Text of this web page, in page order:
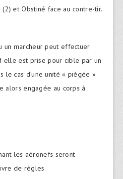
(2) et Obstiné face au contre-tir.
un marcheur peut effectuer
elle est prise pour cible par un
le cas d’une unité « piégée »
alors engagée au corps à
les aéronefs seront
de règles